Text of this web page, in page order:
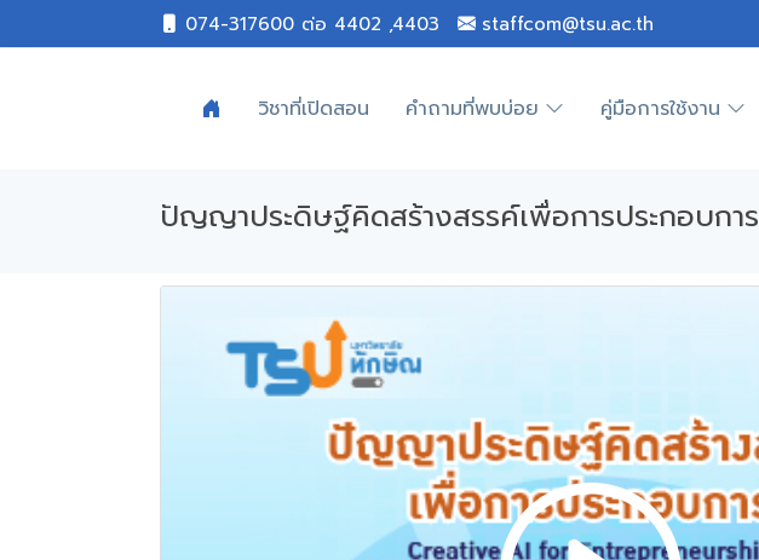
074-317600 ต่อ 4402 ,4403 staffcom@tsu.ac.th
วิชาที่เปิดสอน คำถามที่พบบ่อย คู่มือการใช้งาน
ปัญญาประดิษฐ์คิดสร้างสรรค์เพื่อการประกอบการ